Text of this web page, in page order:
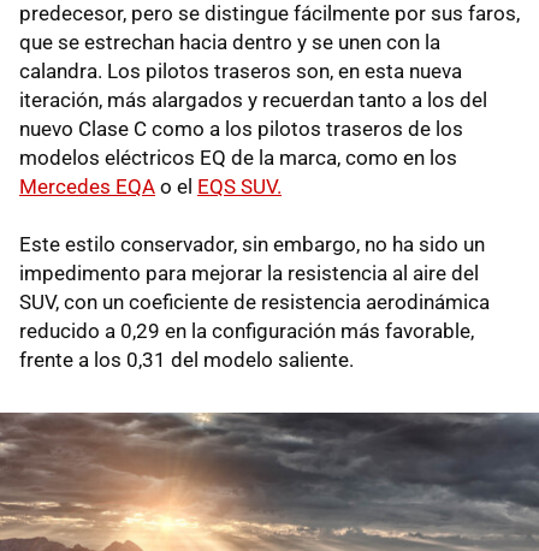
predecesor, pero se distingue fácilmente por sus faros,
que se estrechan hacia dentro y se unen con la
calandra. Los pilotos traseros son, en esta nueva
iteración, más alargados y recuerdan tanto a los del
nuevo Clase C como a los pilotos traseros de los
modelos eléctricos EQ de la marca, como en los
Mercedes EQA o el EQS SUV.
Este estilo conservador, sin embargo, no ha sido un
impedimento para mejorar la resistencia al aire del
SUV, con un coeficiente de resistencia aerodinámica
reducido a 0,29 en la configuración más favorable,
frente a los 0,31 del modelo saliente.